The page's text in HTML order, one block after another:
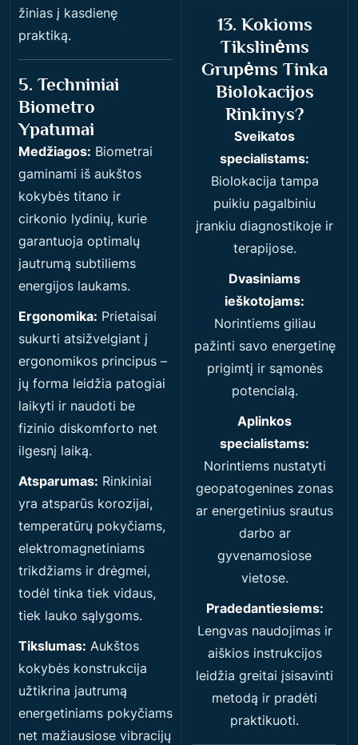
žinias į kasdienę
praktiką.
5. Techniniai
Biometro
Ypatumai
Medžiagos: Biometrai
gaminami iš aukštos
kokybės titano ir
cirkonio lydinių, kurie
garantuoja optimalų
jautrumą subtiliems
energijos laukams.
Ergonomika: Prietaisai
sukurti atsižvelgiant į
ergonomikos principus –
jų forma leidžia patogiai
laikyti ir naudoti be
fizinio diskomforto net
ilgesnį laiką.
Atsparumas: Rinkiniai
yra atsparūs korozijai,
temperatūrų pokyčiams,
elektromagnetiniams
trikdžiams ir drėgmei,
todėl tinka tiek vidaus,
tiek lauko sąlygoms.
Tikslumas: Aukštos
kokybės konstrukcija
užtikrina jautrumą
energetiniams pokyčiams
net mažiausiose vibracijų
13. Kokioms
Tikslinėms
Grupėms Tinka
Biolokacijos
Rinkinys?
Sveikatos
specialistams:
Biolokacija tampa
puikiu pagalbiniu
įrankiu diagnostikoje ir
terapijose.
Dvasiniams
ieškotojams:
Norintiems giliau
pažinti savo energetinę
prigimtį ir sąmonės
potencialą.
Aplinkos
specialistams:
Norintiems nustatyti
geopatogenines zonas
ar energetinius srautus
darbo ar
gyvenamosiose
vietose.
Pradedantiesiems:
Lengvas naudojimas ir
aiškios instrukcijos
leidžia greitai įsisavinti
metodą ir pradėti
praktikuoti.